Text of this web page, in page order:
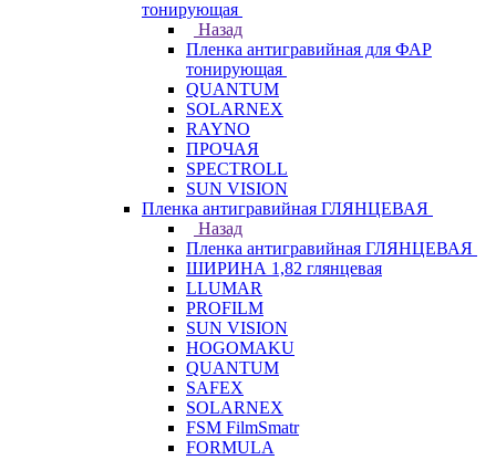
тонирующая
Назад
Пленка антигравийная для ФАР
тонирующая
QUANTUM
SOLARNEX
RAYNO
ПРОЧАЯ
SPECTROLL
SUN VISION
Пленка антигравийная ГЛЯНЦЕВАЯ
Назад
Пленка антигравийная ГЛЯНЦЕВАЯ
ШИРИНА 1,82 глянцевая
LLUMAR
PROFILM
SUN VISION
HOGOMAKU
QUANTUM
SAFEX
SOLARNEX
FSM FilmSmatr
FORMULA